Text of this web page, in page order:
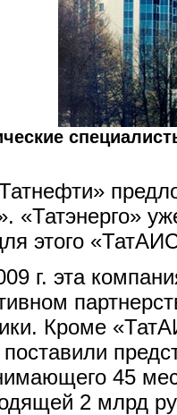
«Татэнерго»
этого
г. эта
Кроме
45
2 млрд